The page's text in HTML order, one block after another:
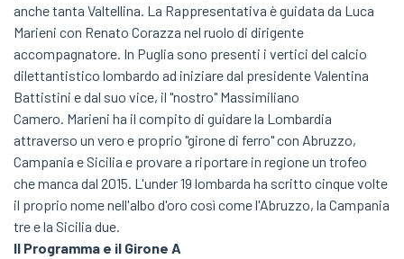
anche tanta Valtellina. La Rappresentativa è guidata da Luca
Marieni con Renato Corazza nel ruolo di dirigente
accompagnatore. In Puglia sono presenti i vertici del calcio
dilettantistico lombardo ad iniziare dal presidente Valentina
Battistini e dal suo vice, il "nostro" Massimiliano
Camero. Marieni ha il compito di guidare la Lombardia
attraverso un vero e proprio "girone di ferro" con Abruzzo,
Campania e Sicilia e provare a riportare in regione un trofeo
che manca dal 2015. L'under 19 lombarda ha scritto cinque volte
il proprio nome nell'albo d'oro così come l'Abruzzo, la Campania
tre e la Sicilia due.
Il Programma e il Girone A